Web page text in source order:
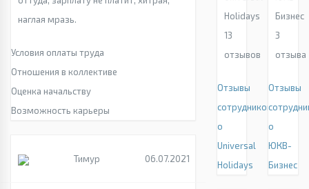
наглая мразь.
Условия оплаты труда
Отношения в коллективе
Оценка начальству
Возможность карьеры
Тимур 06.07.2021
Holidays
13
отзывов
Отзывы
сотрудников
о
Universal
Holidays
Бизнес
3
отзыва
Отзывы
о
ЮКВ-
Бизнес